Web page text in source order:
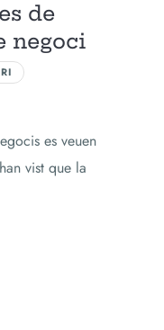
de
negoci
es veuen
vist que la